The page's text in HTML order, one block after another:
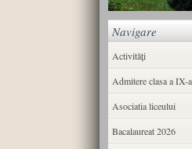
Navigare
Activități
Admitere clasa a IX-a
Asociatia liceului
Bacalaureat 2026